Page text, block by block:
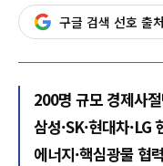
구글 검색 선호 출
200명 규모 경제사
삼성·SK·현대차·LG
에너지·핵심광물 협